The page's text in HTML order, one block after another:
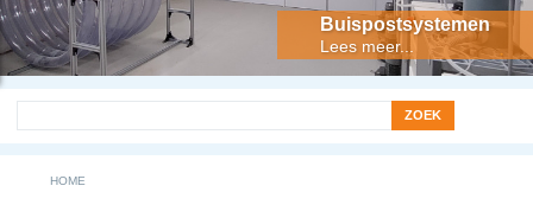
Buispostsystemen
Lees meer...
You are here
HOME